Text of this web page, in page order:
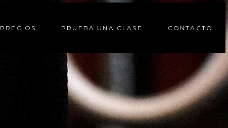
PRECIOS PRUEBA UNA CLASE CONTACTO